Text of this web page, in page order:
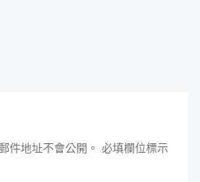
件地址不會公開。 必填欄位標示